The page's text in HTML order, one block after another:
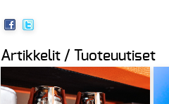
Artikkelit / Tuoteuutiset